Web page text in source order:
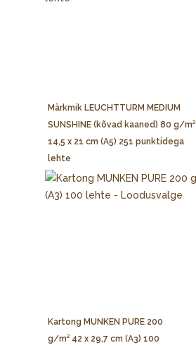
Märkmik LEUCHTTURM MEDIUM
SUNSHINE (kõvad kaaned) 80 g/m²
14,5 x 21 cm (A5) 251 punktidega
lehte
Kartong MUNKEN PURE 200
g/m² 42 x 29,7 cm (A3) 100